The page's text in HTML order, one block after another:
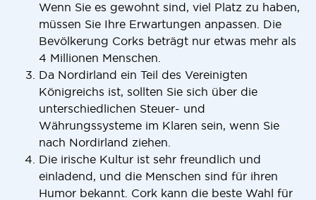
Wenn Sie es gewohnt sind, viel Platz zu haben,
müssen Sie Ihre Erwartungen anpassen. Die
Bevölkerung Corks beträgt nur etwas mehr als
4 Millionen Menschen.
Da Nordirland ein Teil des Vereinigten
Königreichs ist, sollten Sie sich über die
unterschiedlichen Steuer- und
Währungssysteme im Klaren sein, wenn Sie
nach Nordirland ziehen.
Die irische Kultur ist sehr freundlich und
einladend, und die Menschen sind für ihren
Humor bekannt. Cork kann die beste Wahl für